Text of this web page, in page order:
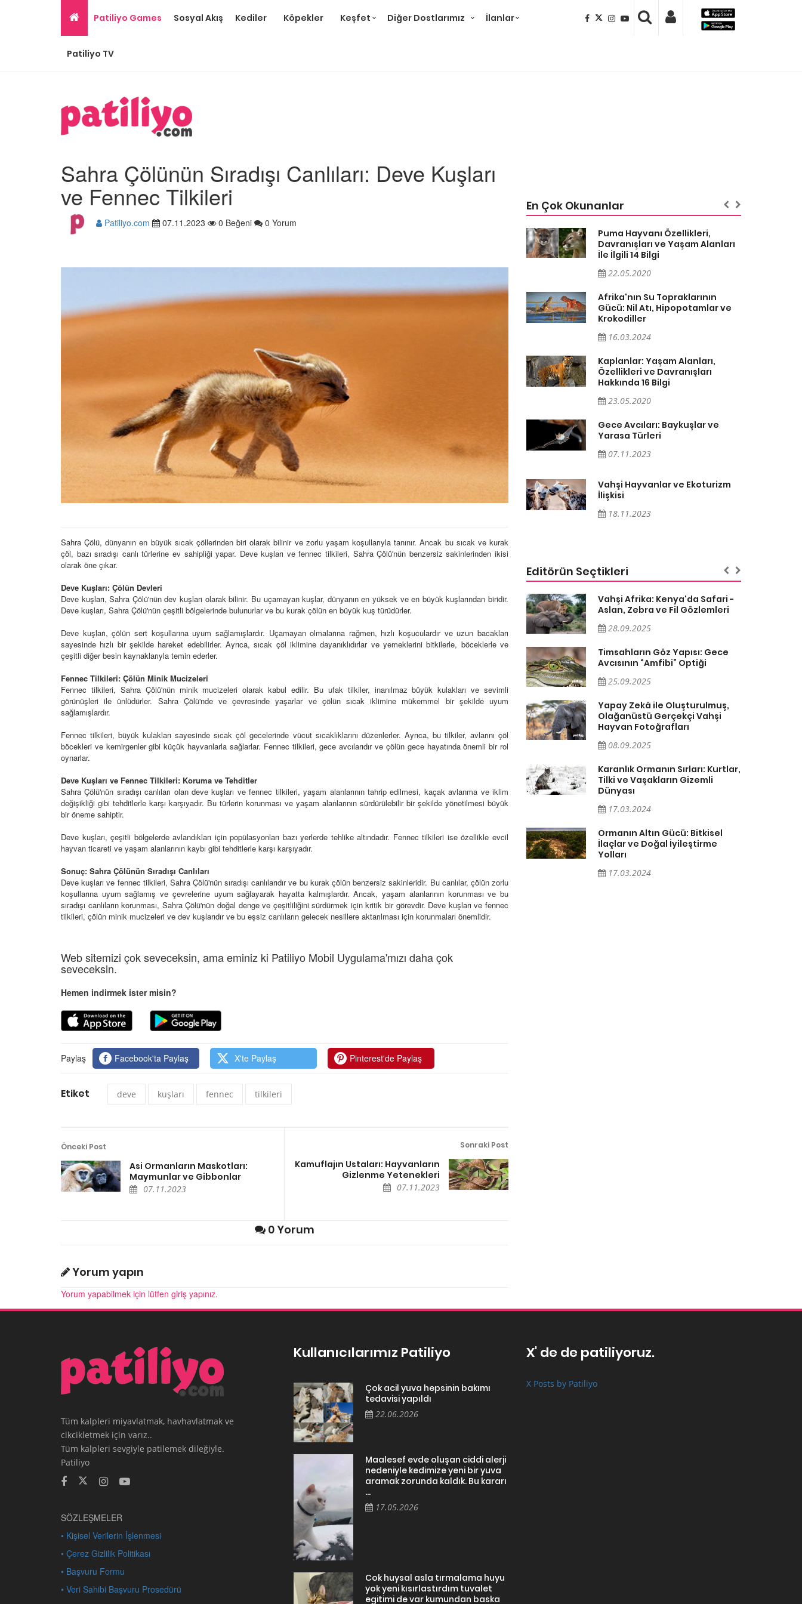
Patiliyo Games Sosyal Akış Kediler Köpekler Keşfet Diğer Dostlarımız İlanlar
Patiliyo TV
Sahra Çölünün Sıradışı Canlıları: Deve Kuşları
ve Fennec Tilkileri
Patiliyo.com 07.11.2023 0 Beğeni 0 Yorum
Sahra Çölü, dünyanın en büyük sıcak çöllerinden biri olarak bilinir ve zorlu yaşam koşullarıyla tanınır. Ancak bu sıcak ve kurak
çöl, bazı sıradışı canlı türlerine ev sahipliği yapar. Deve kuşları ve fennec tilkileri, Sahra Çölü'nün benzersiz sakinlerinden ikisi
olarak öne çıkar.
Deve Kuşları: Çölün Devleri
Deve kuşları, Sahra Çölü'nün dev kuşları olarak bilinir. Bu uçamayan kuşlar, dünyanın en yüksek ve en büyük kuşlarından biridir.
Deve kuşları, Sahra Çölü'nün çeşitli bölgelerinde bulunurlar ve bu kurak çölün en büyük kuş türüdürler.
Deve kuşları, çölün sert koşullarına uyum sağlamışlardır. Uçamayan olmalarına rağmen, hızlı koşuculardır ve uzun bacakları
sayesinde hızlı bir şekilde hareket edebilirler. Ayrıca, sıcak çöl iklimine dayanıklıdırlar ve yemeklerini bitkilerle, böceklerle ve
çeşitli diğer besin kaynaklarıyla temin ederler.
Fennec Tilkileri: Çölün Minik Mucizeleri
Fennec tilkileri, Sahra Çölü'nün minik mucizeleri olarak kabul edilir. Bu ufak tilkiler, inanılmaz büyük kulakları ve sevimli
görünüşleri ile ünlüdürler. Sahra Çölü'nde ve çevresinde yaşarlar ve çölün sıcak iklimine mükemmel bir şekilde uyum
sağlamışlardır.
Fennec tilkileri, büyük kulakları sayesinde sıcak çöl gecelerinde vücut sıcaklıklarını düzenlerler. Ayrıca, bu tilkiler, avlarını çöl
böcekleri ve kemirgenler gibi küçük hayvanlarla sağlarlar. Fennec tilkileri, gece avcılarıdır ve çölün gece hayatında önemli bir rol
oynarlar.
Deve Kuşları ve Fennec Tilkileri: Koruma ve Tehditler
Sahra Çölü'nün sıradışı canlıları olan deve kuşları ve fennec tilkileri, yaşam alanlarının tahrip edilmesi, kaçak avlanma ve iklim
değişikliği gibi tehditlerle karşı karşıyadır. Bu türlerin korunması ve yaşam alanlarının sürdürülebilir bir şekilde yönetilmesi büyük
bir öneme sahiptir.
Deve kuşları, çeşitli bölgelerde avlandıkları için popülasyonları bazı yerlerde tehlike altındadır. Fennec tilkileri ise özellikle evcil
hayvan ticareti ve yaşam alanlarının kaybı gibi tehditlerle karşı karşıyadır.
Sonuç: Sahra Çölünün Sıradışı Canlıları
Deve kuşları ve fennec tilkileri, Sahra Çölü'nün sıradışı canlılarıdır ve bu kurak çölün benzersiz sakinleridir. Bu canlılar, çölün zorlu
koşullarına uyum sağlamış ve çevrelerine uyum sağlayarak hayatta kalmışlardır. Ancak, yaşam alanlarının korunması ve bu
sıradışı canlıların korunması, Sahra Çölü'nün doğal denge ve çeşitliliğini sürdürmek için kritik bir görevdir. Deve kuşları ve fennec
tilkileri, çölün minik mucizeleri ve dev kuşlarıdır ve bu eşsiz canlıların gelecek nesillere aktarılması için korunmaları önemlidir.
Web sitemizi çok seveceksin, ama eminiz ki Patiliyo Mobil Uygulama'mızı daha çok
seveceksin.
Hemen indirmek ister misin?
Paylaş Facebook'ta Paylaş X'te Paylaş Pinterest'de Paylaş
Etiket deve kuşları fennec tilkileri
Önceki Post
Asi Ormanların Maskotları:
Maymunlar ve Gibbonlar
07.11.2023
Sonraki Post
Kamuflajın Ustaları: Hayvanların
Gizlenme Yetenekleri
07.11.2023
0 Yorum
Yorum yapın
Yorum yapabilmek için lütfen giriş yapınız.
En Çok Okunanlar
Afrika'nın Su Topraklarının
Gücü: Nil Atı, Hipopotamlar ve
Kaplanlar: Yaşam Alanları,
Özellikleri ve Davranışları
Hakkında 16 Bilgi
23.05.2020
Gece Avcıları: Baykuşlar ve
Yarasa Türleri
07.11.2023
Vahşi Hayvanlar ve Ekoturizm
Afrika'nın Su Topraklarının
Puma Hayvanı Özellikleri,
Davranışları ve Yaşam Alanları
İle İlgili 14 Bilgi
22.05.2020
Afrika'nın Su Topraklarının
Gücü: Nil Atı, Hipopotamlar ve
Krokodiller
16.03.2024
Kaplanlar: Yaşam Alanları,
Özellikleri ve Davranışları
Hakkında 16 Bilgi
23.05.2020
Gece Avcıları: Baykuşlar ve
Yarasa Türleri
07.11.2023
Vahşi Hayvanlar ve Ekoturizm
İlişkisi
18.11.2023
Editörün Seçtikleri
Güçleri: Doğal
Canavarları:
Doğal
Hipopotamlar ve
Sakinleri: Çöl
ve Akrepler
Amazon Nehri'nin Gizemli
Sakinleri: Piranalar, Yılanlar ve
16.03.2024
Pire Yırtıcısı: Dişi Sivrisineğin
Doğal Mücadelesi
01.03.2024
01.03.2024
Maskesi Altında Yaşam
01.03.2024
Zekası, Maymunlar
01.03.2024
Koalalar: Avustralya'nın eşsiz
yaratıkları olan koalalar
21.02.2024
Vaşaklar: Ormanlık ve dağlık
Zebra: Afrika savanlarının renkli
20.02.2024
20.02.2024
davranışlar sergileyen goriller
Vahşi Afrika: Kenya'da Safari -
Aslan, Zebra ve Fil Gözlemleri
28.09.2025
Timsahların Göz Yapısı: Gece
Avcısının “Amfibi” Optiği
25.09.2025
Yapay Zekâ ile Oluşturulmuş,
Olağanüstü Gerçekçi Vahşi
Hayvan Fotoğrafları
08.09.2025
Karanlık Ormanın Sırları: Kurtlar,
Tilki ve Vaşakların Gizemli
Dünyası
17.03.2024
Ormanın Altın Gücü: Bitkisel
İlaçlar ve Doğal İyileştirme
Yolları
17.03.2024
Tüm kalpleri miyavlatmak, havhavlatmak ve
cikcikletmek için varız..
Tüm kalpleri sevgiyle patilemek dileğiyle.
Patiliyo
SÖZLEŞMELER
• Kişisel Verilerin İşlenmesi
• Çerez Gizlilik Politikası
• Başvuru Formu
• Veri Sahibi Başvuru Prosedürü
Kullanıcılarımız Patiliyo
Çok acil yuva hepsinin bakımı
tedavisi yapıldı
22.06.2026
Maalesef evde oluşan ciddi alerji
nedeniyle kedimize yeni bir yuva
aramak zorunda kaldık. Bu kararı
...
17.05.2026
Cok huysal asla tırmalama huyu
yok yeni kısırlastırdım tuvalet
egitimi de var kumundan baska
X' de de patiliyoruz.
X Posts by Patiliyo